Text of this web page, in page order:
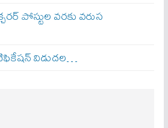
పోస్టుల వరకు వరుస
విడుదల…